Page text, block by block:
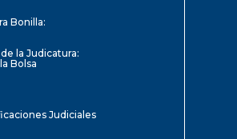
Bonilla:
la Judicatura:
Bolsa
Judiciales